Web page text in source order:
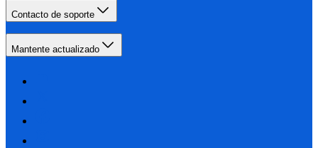
Contacto de soporte
Mantente actualizado